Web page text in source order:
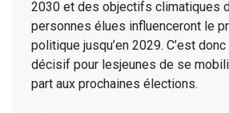
2030 et des objectifs climatiques
personnes élues influenceront le
politique jusqu’en 2029. C’est
décisif pour lesjeunes de se
part aux prochaines élections.